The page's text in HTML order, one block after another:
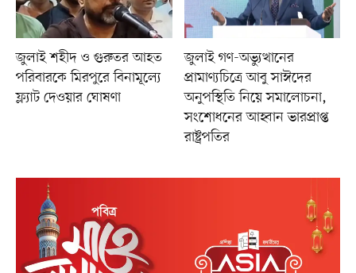
জুলাই শহীদ ও গুরুতর আহত
পরিবারকে মিরপুরে বিনামূল্যে
ফ্ল্যাট দেওয়ার ঘোষণা
জুলাই গণ-অভ্যুত্থানের
প্রামাণ্যচিত্রে আবু সাঈদের
অনুপস্থিতি নিয়ে সমালোচনা,
সংশোধনের আহ্বান ভারপ্রাপ্ত
রাষ্ট্রপতির